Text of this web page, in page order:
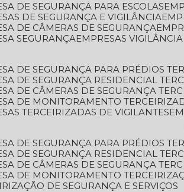
DE SEGURANÇA PARA ESCOLAS
DE SEGURANÇA E VIGILÂNCIA
DE CÂMERAS DE SEGURANÇA
SEGURANÇA
EMPRESAS VIGILÂNCIA
DE SEGURANÇA PARA PRÉDIOS
DE SEGURANÇA RESIDENCIAL
DE CÂMERAS DE SEGURANÇA
DE MONITORAMENTO
TERCEIRIZADAS DE VIGILANTES
DE SEGURANÇA PARA PRÉDIOS
DE SEGURANÇA RESIDENCIAL
DE CÂMERAS DE SEGURANÇA
DE MONITORAMENTO
DE SEGURANÇA E SERVIÇOS